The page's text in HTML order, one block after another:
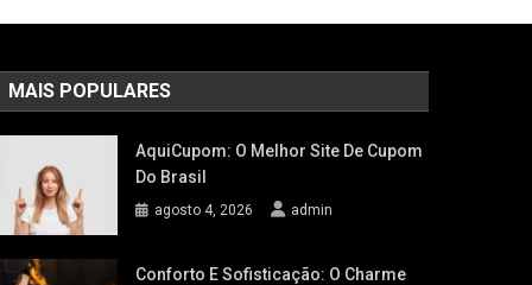
MAIS POPULARES
AquiCupom: O Melhor Site De Cupom
Do Brasil
agosto 4, 2026 admin
Conforto E Sofisticação: O Charme